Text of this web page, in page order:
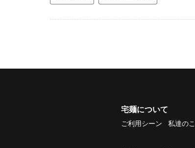
宅麺について
ご利用シーン 私達の